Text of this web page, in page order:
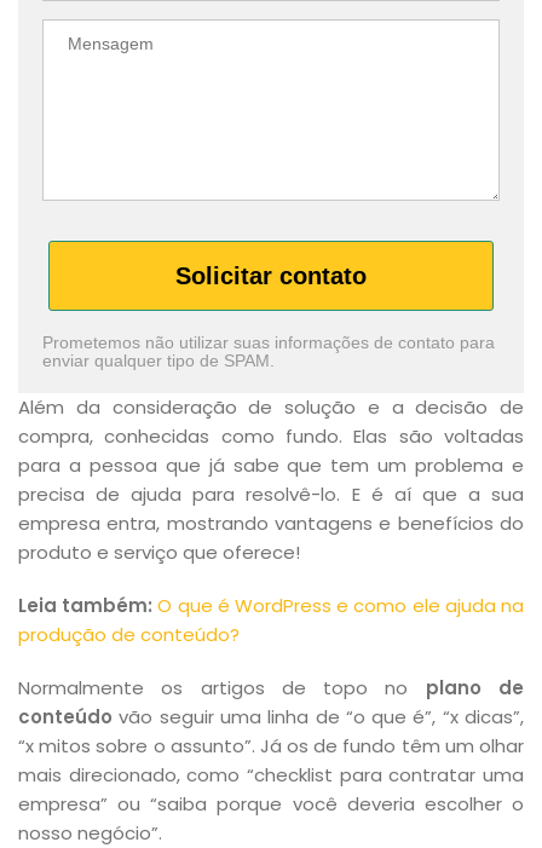
Solicitar contato
Prometemos não utilizar suas informações de contato para
enviar qualquer tipo de SPAM.
Além da consideração de solução e a decisão de
compra, conhecidas como fundo. Elas são voltadas
para a pessoa que já sabe que tem um problema e
precisa de ajuda para resolvê-lo. E é aí que a sua
empresa entra, mostrando vantagens e benefícios do
produto e serviço que oferece!
Leia também: O que é WordPress e como ele ajuda na
produção de conteúdo?
Normalmente os artigos de topo no plano de
conteúdo vão seguir uma linha de “o que é”, “x dicas”,
“x mitos sobre o assunto”. Já os de fundo têm um olhar
mais direcionado, como “checklist para contratar uma
empresa” ou “saiba porque você deveria escolher o
nosso negócio”.